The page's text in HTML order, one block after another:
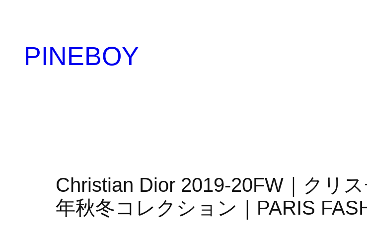
PINEBOY
Christian Dior 2019-20FW｜クリ
年秋冬コレクション｜PARIS